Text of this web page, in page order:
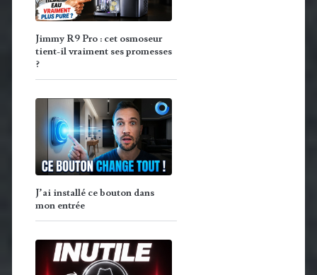
Jimmy R9 Pro : cet osmoseur
tient-il vraiment ses promesses
?
J’ai installé ce bouton dans
mon entrée